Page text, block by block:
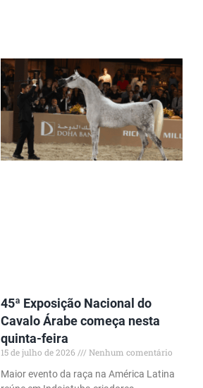
45ª Exposição Nacional do
Cavalo Árabe começa nesta
quinta-feira
15 de julho de 2026
Nenhum comentário
Maior evento da raça na América Latina